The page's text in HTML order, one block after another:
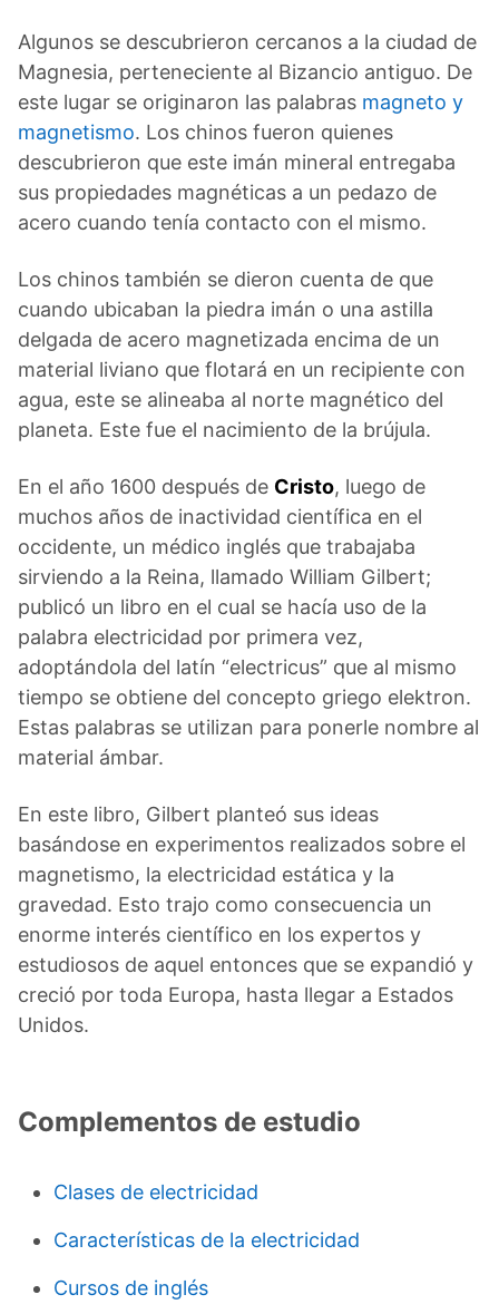
Algunos se descubrieron cercanos a la ciudad de
Magnesia, perteneciente al Bizancio antiguo. De
este lugar se originaron las palabras magneto y
magnetismo. Los chinos fueron quienes
descubrieron que este imán mineral entregaba
sus propiedades magnéticas a un pedazo de
acero cuando tenía contacto con el mismo.
Los chinos también se dieron cuenta de que
cuando ubicaban la piedra imán o una astilla
delgada de acero magnetizada encima de un
material liviano que flotará en un recipiente con
agua, este se alineaba al norte magnético del
planeta. Este fue el nacimiento de la brújula.
En el año 1600 después de Cristo, luego de
muchos años de inactividad científica en el
occidente, un médico inglés que trabajaba
sirviendo a la Reina, llamado William Gilbert;
publicó un libro en el cual se hacía uso de la
palabra electricidad por primera vez,
adoptándola del latín “electricus” que al mismo
tiempo se obtiene del concepto griego elektron.
Estas palabras se utilizan para ponerle nombre al
material ámbar.
En este libro, Gilbert planteó sus ideas
basándose en experimentos realizados sobre el
magnetismo, la electricidad estática y la
gravedad. Esto trajo como consecuencia un
enorme interés científico en los expertos y
estudiosos de aquel entonces que se expandió y
creció por toda Europa, hasta llegar a Estados
Unidos.
Complementos de estudio
Clases de electricidad
Características de la electricidad
Cursos de inglés